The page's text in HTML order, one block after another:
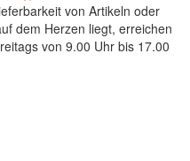
von Artikeln oder
dem Herzen liegt, erreichen
von 9.00 Uhr bis 17.00